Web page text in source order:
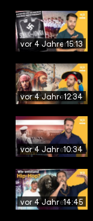
vor 4 Jahren15:13
vor 4 Jahren12:34
vor 4 Jahren10:34
vor 4 Jahren14:45